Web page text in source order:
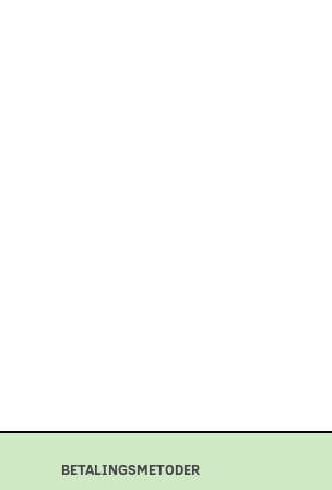
BETALINGSMETODER